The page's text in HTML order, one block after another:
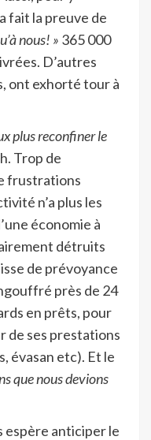
fait la preuve de
nous! » 365 000
D’autres
ont exhorté tour à
plus reconfiner le
Trop de
frustrations
n’a plus les
économie à
détruits
de prévoyance
près de 24
en prêts, pour
de ses prestations
évasan etc). Et le
que nous devions
espère anticiper le